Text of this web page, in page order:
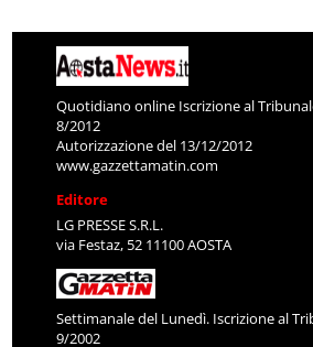
Quotidiano online Iscrizione al
8/2012
Autorizzazione del 13/12/2012
www.gazzettamatin.com
Editore
LG PRESSE S.R.L.
via Festaz, 52 11100 AOSTA
Settimanale del Lunedì. Iscrizione al
9/2002